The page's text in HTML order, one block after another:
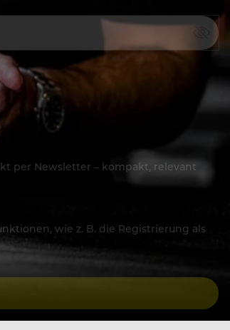
per Newsletter – kompakt, relevant
wie z. B. die Registrierung als